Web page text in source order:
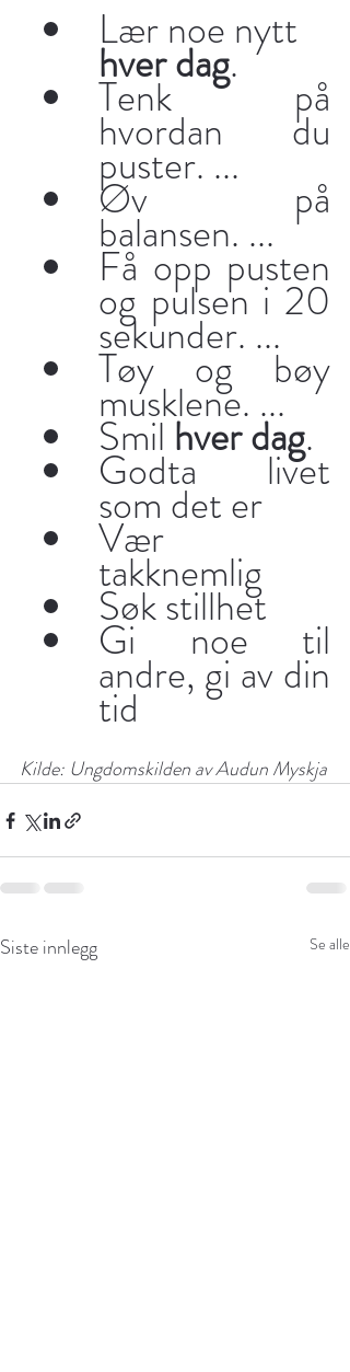
Lær noe nytt
hver dag .
Tenk på
hvordan du
puster. ...
Øv på
balansen. ...
Få opp pusten
og pulsen i 20
sekunder. ...
Tøy og bøy
musklene. ...
Smil hver dag.
Godta livet
som det er
Vær
takknemlig
Søk stillhet
Gi noe til
andre, gi av din
tid
Kilde: Ungdomskilden av Audun Myskja
Siste innlegg Se alle